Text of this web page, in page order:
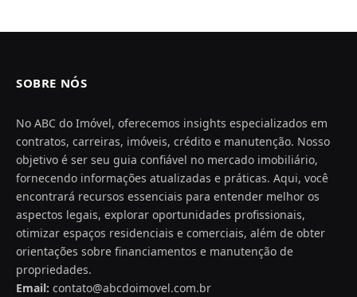
SOBRE NÓS
No ABC do Imóvel, oferecemos insights especializados em
contratos, carreiras, imóveis, crédito e manutenção. Nosso
objetivo é ser seu guia confiável no mercado imobiliário,
fornecendo informações atualizadas e práticas. Aqui, você
encontrará recursos essenciais para entender melhor os
aspectos legais, explorar oportunidades profissionais,
otimizar espaços residenciais e comerciais, além de obter
orientações sobre financiamentos e manutenção de
propriedades.
Email: contato@abcdoimovel.com.br